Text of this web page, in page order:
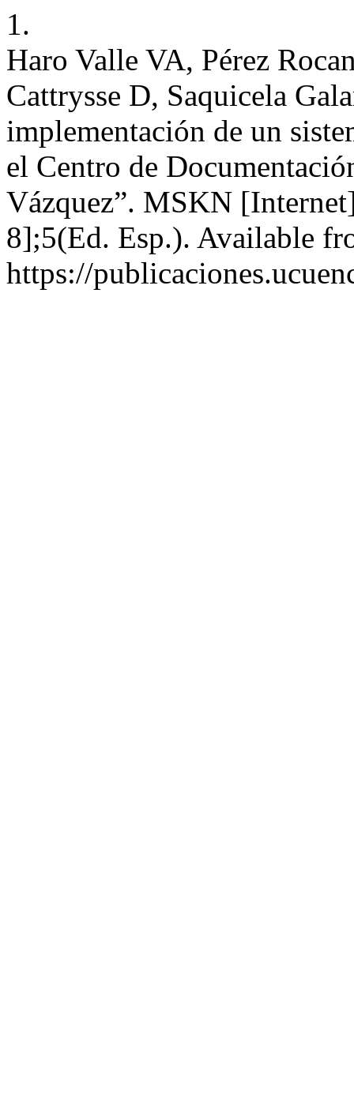
1.
Haro Valle VA, Pérez
Cattrysse D, Saquicela
implementación de un
el Centro de
Vázquez”. MSKN
8];5(Ed. Esp.). Available
https://